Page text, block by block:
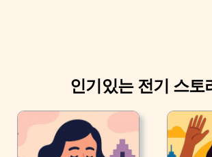
인기있는 전기 스토